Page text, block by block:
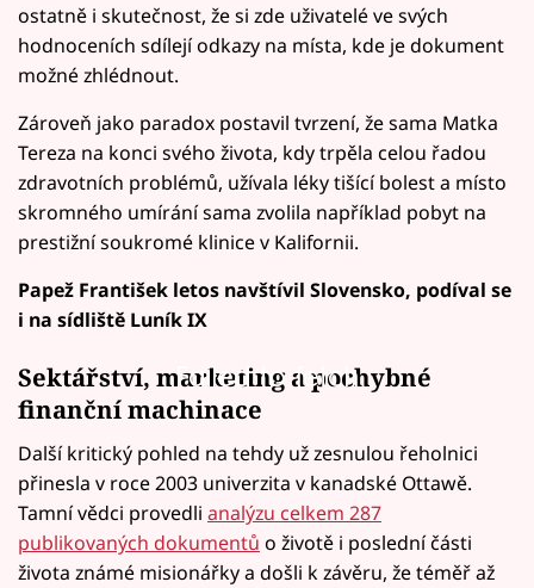
ostatně i skutečnost, že si zde uživatelé ve svých
hodnoceních sdílejí odkazy na místa, kde je dokument
možné zhlédnout.
Zároveň jako paradox postavil tvrzení, že sama Matka
Tereza na konci svého života, kdy trpěla celou řadou
zdravotních problémů, užívala léky tišící bolest a místo
skromného umírání sama zvolila například pobyt na
prestižní soukromé klinice v Kalifornii.
Papež František letos navštívil Slovensko, podíval se
i na sídliště Luník IX
Failed to fetch
Sektářství, marketing a pochybné
finanční machinace
Další kritický pohled na tehdy už zesnulou řeholnici
přinesla v roce 2003 univerzita v kanadské Ottawě.
Tamní vědci provedli analýzu celkem 287
publikovaných dokumentů o životě i poslední části
života známé misionářky a došli k závěru, že téměř až